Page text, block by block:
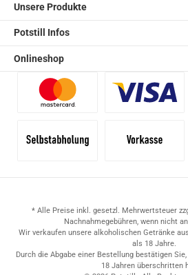
Unsere Produkte
Potstill Infos
Onlineshop
* Alle Preise inkl. gesetzl. Mehrwertsteuer
Nachnahmegebühren, wenn nicht
Wir verkaufen unsere alkoholischen Getränke
als 18 Jahre.
Durch die Abgabe einer Bestellung bestätigen
18 Jahren überschritten